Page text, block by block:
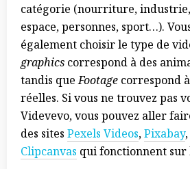
catégorie (nourriture,
espace, personnes, sport…).
également choisir le type de
graphics correspond à des
tandis queFootage correspond
réelles. Si vous ne trouvez pas
Videvevo, vous pouvez aller
des sites Pexels Videos,Pixabay,
Clipcanvas qui fonctionnent